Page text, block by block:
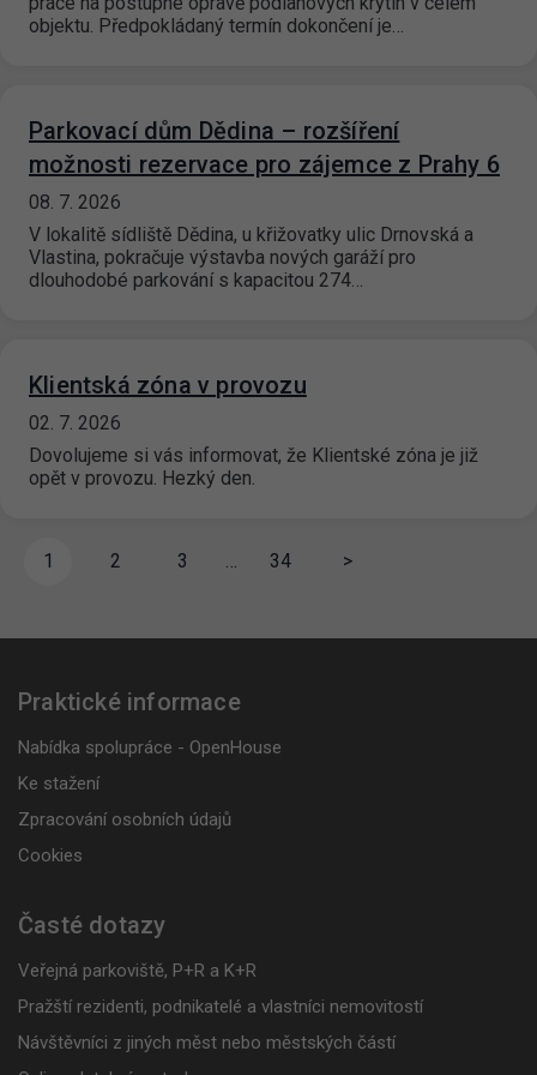
objektu. Předpokládaný termín dokončení je…
Parkovací dům Dědina – rozšíření
možnosti rezervace pro zájemce z Prahy 6
08. 7. 2026
V lokalitě sídliště Dědina, u křižovatky ulic Drnovská a
Vlastina, pokračuje výstavba nových garáží pro
dlouhodobé parkování s kapacitou 274…
Klientská zóna v provozu
02. 7. 2026
Dovolujeme si vás informovat, že Klientské zóna je již
opět v provozu. Hezký den.
1 2 3 … 34 >
Praktické informace
Nabídka spolupráce - OpenHouse
Ke stažení
Zpracování osobních údajů
Cookies
Časté dotazy
Veřejná parkoviště, P+R a K+R
Pražští rezidenti, podnikatelé a vlastníci nemovitostí
Návštěvníci z jiných měst nebo městských částí